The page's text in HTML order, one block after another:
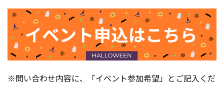
※問い合わせ内容に、「イベント参加希望」とご記入くだ